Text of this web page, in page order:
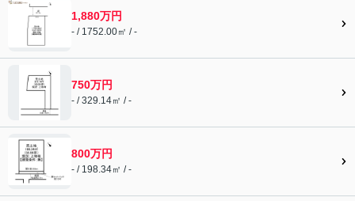
1,880万円
- / 1752.00㎡ / -
750万円
- / 329.14㎡ / -
800万円
- / 198.34㎡ / -